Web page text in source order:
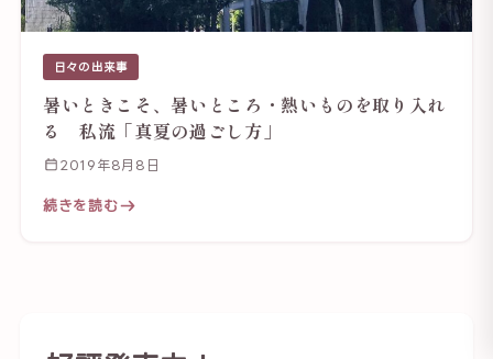
日々の出来事
暑いときこそ、暑いところ・熱いものを取り入れ
る 私流「真夏の過ごし方」
2019年8月8日
続きを読む